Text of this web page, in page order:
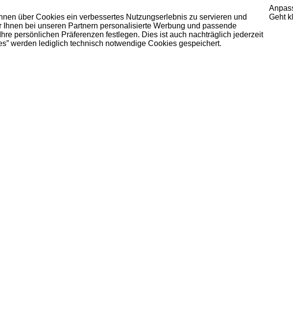
über Cookies ein verbessertes Nutzungserlebnis zu servieren und
bei unseren Partnern personalisierte Werbung und passende
persönlichen Präferenzen festlegen. Dies ist auch nachträglich jederzeit
werden lediglich technisch notwendige Cookies gespeichert.
Geht